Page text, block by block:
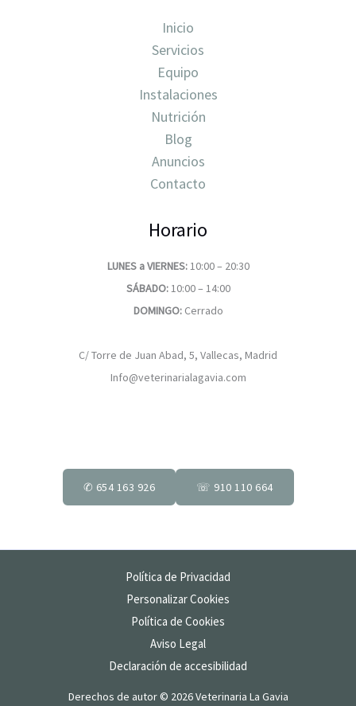
Inicio
Servicios
Equipo
Instalaciones
Nutrición
Blog
Anuncios
Contacto
Horario
LUNES a VIERNES:10:00 – 20:30
SÁBADO:10:00 – 14:00
DOMINGO:Cerrado
C/ Torre de Juan Abad, 5, Vallecas, Madrid
Info@veterinarialagavia.com
✆ 654 163 926 ☏ 910 110 664
Política de Privacidad
Personalizar Cookies
Política de Cookies
Aviso Legal
Declaración de accesibilidad
Derechos de autor © 2026 Veterinaria La Gavia